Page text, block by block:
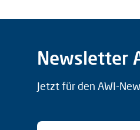
Newsletter
Jetzt für den AWI-